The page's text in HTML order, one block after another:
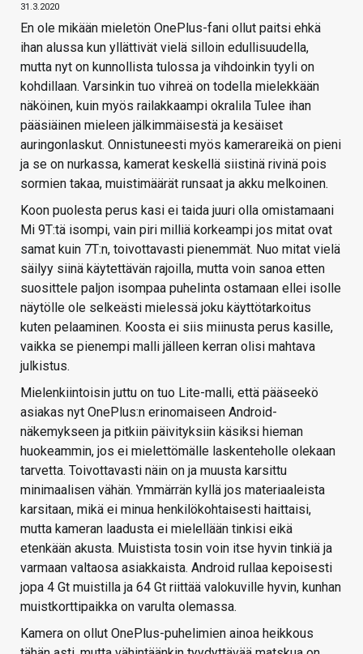
31.3.2020
En ole mikään mieletön OnePlus-fani ollut paitsi ehkä
ihan alussa kun yllättivät vielä silloin edullisuudella,
mutta nyt on kunnollista tulossa ja vihdoinkin tyyli on
kohdillaan. Varsinkin tuo vihreä on todella mielekkään
näköinen, kuin myös railakkaampi okralila Tulee ihan
pääsiäinen mieleen jälkimmäisestä ja kesäiset
auringonlaskut. Onnistuneesti myös kamerareikä on pieni
ja se on nurkassa, kamerat keskellä siistinä rivinä pois
sormien takaa, muistimäärät runsaat ja akku melkoinen.
Koon puolesta perus kasi ei taida juuri olla omistamaani
Mi 9T:tä isompi, vain piri milliä korkeampi jos mitat ovat
samat kuin 7T:n, toivottavasti pienemmät. Nuo mitat vielä
säilyy siinä käytettävän rajoilla, mutta voin sanoa etten
suosittele paljon isompaa puhelinta ostamaan ellei isolle
näytölle ole selkeästi mielessä joku käyttötarkoitus
kuten pelaaminen. Koosta ei siis miinusta perus kasille,
vaikka se pienempi malli jälleen kerran olisi mahtava
julkistus.
Mielenkiintoisin juttu on tuo Lite-malli, että pääseekö
asiakas nyt OnePlus:n erinomaiseen Android-
näkemykseen ja pitkiin päivityksiin käsiksi hieman
huokeammin, jos ei mielettömälle laskenteholle olekaan
tarvetta. Toivottavasti näin on ja muusta karsittu
minimaalisen vähän. Ymmärrän kyllä jos materiaaleista
karsitaan, mikä ei minua henkilökohtaisesti haittaisi,
mutta kameran laadusta ei mielellään tinkisi eikä
etenkään akusta. Muistista tosin voin itse hyvin tinkiä ja
varmaan valtaosa asiakkaista. Android rullaa kepoisesti
jopa 4 Gt muistilla ja 64 Gt riittää valokuville hyvin, kunhan
muistkorttipaikka on varulta olemassa.
Kamera on ollut OnePlus-puhelimien ainoa heikkous